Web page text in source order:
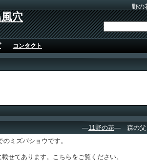
野の
穴
コンタクト
―11野の花― 森の父
ミズバショウです。
せてあります。こちらをご覧ください。